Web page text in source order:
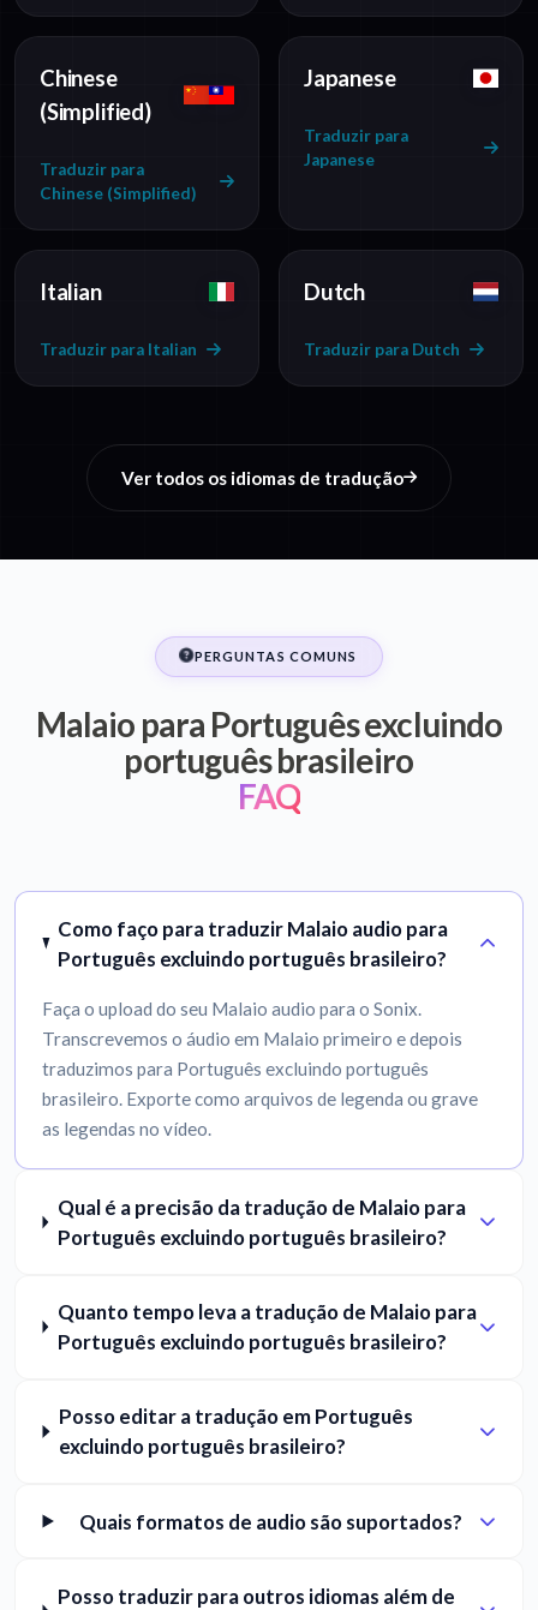
Chinese
(Simplified)
Traduzir para
Chinese (Simplified)
Japanese
Traduzir para
Japanese
Italian
Traduzir para Italian
Dutch
Traduzir para Dutch
Ver todos os idiomas de tradução
PERGUNTAS COMUNS
Malaio para Português excluindo
português brasileiro
FAQ
Como faço para traduzir Malaio audio para
Português excluindo português brasileiro?
Faça o upload do seu Malaio audio para o Sonix.
Transcrevemos o áudio em Malaio primeiro e depois
traduzimos para Português excluindo português
brasileiro. Exporte como arquivos de legenda ou grave
as legendas no vídeo.
Qual é a precisão da tradução de Malaio para
Português excluindo português brasileiro?
Quanto tempo leva a tradução de Malaio para
Português excluindo português brasileiro?
Posso editar a tradução em Português
excluindo português brasileiro?
Quais formatos de audio são suportados?
Posso traduzir para outros idiomas além de